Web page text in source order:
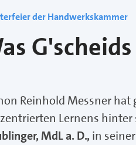
der Handwerkskammer
Reinhold Messner
Lernens
MdL a. D.,in